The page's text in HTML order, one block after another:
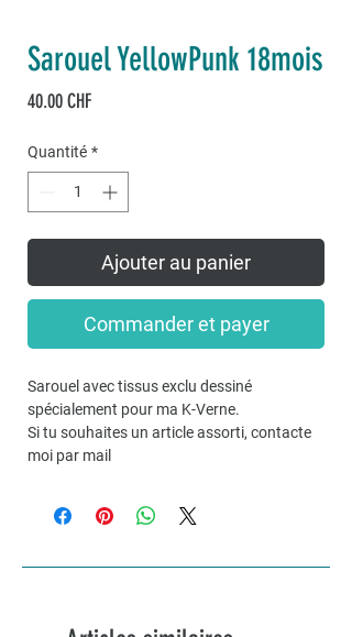
Sarouel YellowPunk 18mois
40.00 CHFPrix
Quantité *
Ajouter au panier
Commander et payer
Sarouel avec tissus exclu dessiné
spécialement pour ma K-Verne.
Si tu souhaites un article assorti, contacte
moi par mail